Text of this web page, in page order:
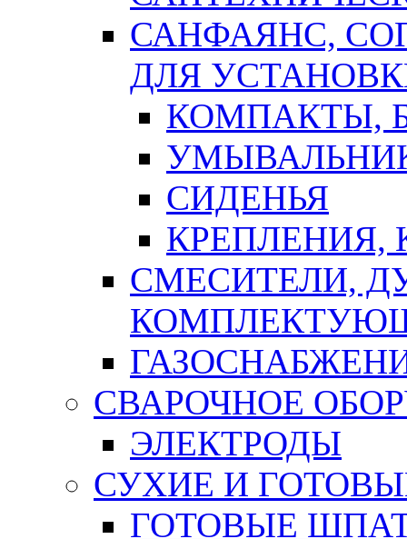
САНФАЯНС,
ДЛЯ
КОМПАКТЫ,
СИДЕНЬЯ
СМЕСИТЕЛИ,
СВАРОЧНОЕ
ЭЛЕКТРОДЫ
СУХИЕ И
ГОТОВЫЕ